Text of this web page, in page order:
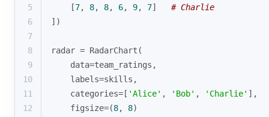
5
    [
7, 8, 8, 6, 9, 7] # Charlie
6
])
7
8
radar = RadarChart(
9
    data=team_ratings,
10
    labels=skills,
11
    categories=[
'Alice' , 'Bob' , 'Charlie' ],
12
    figsize=(
8, 8)